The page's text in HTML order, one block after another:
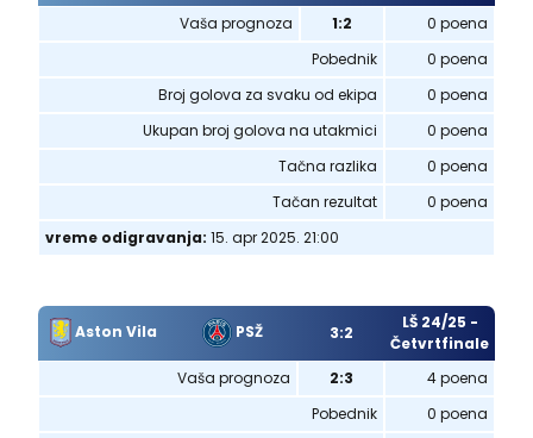
Vaša prognoza
1:2
0 poena
Pobednik
0 poena
Broj golova za svaku od ekipa
0 poena
Ukupan broj golova na utakmici
0 poena
Tačna razlika
0 poena
Tačan rezultat
0 poena
vreme odigravanja: 15. apr 2025. 21:00
Aston Vila PSŽ 3:2
LŠ 24/25 -
Četvrtfinale
Vaša prognoza
2:3
4 poena
Pobednik
0 poena